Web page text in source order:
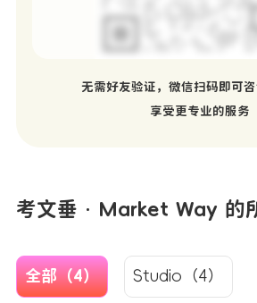
无需好友验证，微信扫码即可
享受更专业的服务
考文垂 · Market Way 的
全部（4） Studio（4）